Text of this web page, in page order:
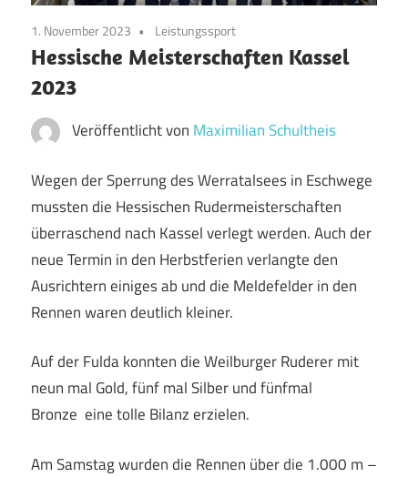
1. November 2023 Leistungssport
Hessische Meisterschaften Kassel
2023
Veröffentlicht von Maximilian Schultheis
Wegen der Sperrung des Werratalsees in Eschwege
mussten die Hessischen Rudermeisterschaften
überraschend nach Kassel verlegt werden. Auch der
neue Termin in den Herbstferien verlangte den
Ausrichtern einiges ab und die Meldefelder in den
Rennen waren deutlich kleiner.
Auf der Fulda konnten die Weilburger Ruderer mit
neun mal Gold, fünf mal Silber und fünfmal
Bronze eine tolle Bilanz erzielen.
Am Samstag wurden die Rennen über die 1.000 m –